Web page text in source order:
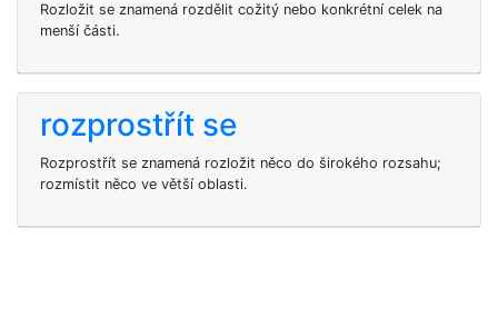
Rozložit se znamená rozdělit cožitý nebo konkrétní celek na
menší části.
rozprostřít se
Rozprostřít se znamená rozložit něco do širokého rozsahu;
rozmístit něco ve větší oblasti.